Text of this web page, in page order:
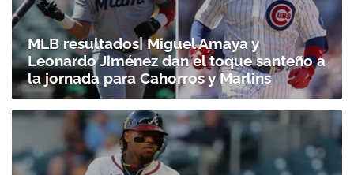
Gracias por suscribirte a nuestro boletín.
MLB resultados| Miguel Amaya y
Leonardo Jiménez dan el toque santeño a
la jornada para Cahorros y Marlins